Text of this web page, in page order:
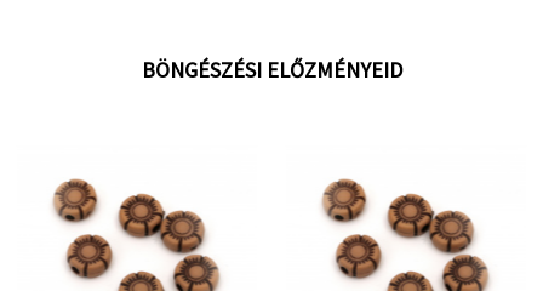
BÖNGÉSZÉSI ELŐZMÉNYEID